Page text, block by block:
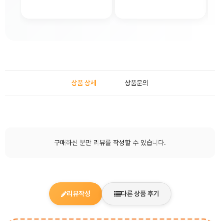
상품 상세 상품문의
구매하신 분만 리뷰를 작성할 수 있습니다.
리뷰작성 다른 상품 후기